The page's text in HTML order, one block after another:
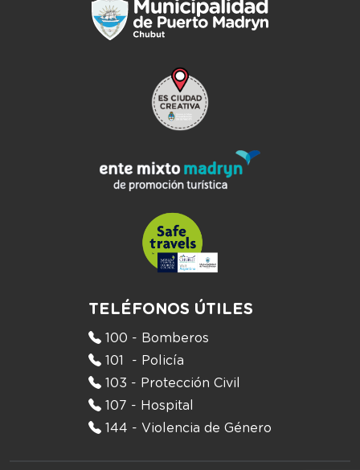
TELÉFONOS ÚTILES
100 - Bomberos
101 - Policía
103 - Protección Civil
107 - Hospital
144 - Violencia de Género